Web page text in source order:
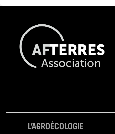
L’AGROÉCOLOGIE